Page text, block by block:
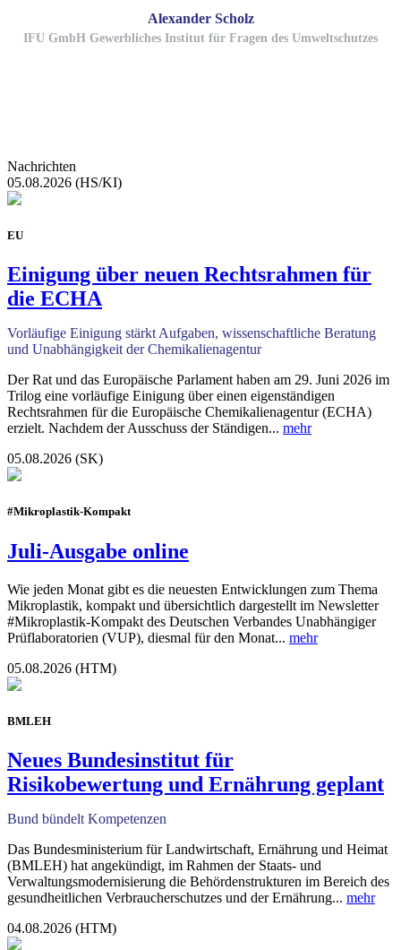
Alexander Scholz
IFU GmbH Gewerbliches Institut für Fragen des Umweltschutzes
Nachrichten
05.08.2026 (HS/KI)
EU
Einigung über neuen Rechtsrahmen für
die ECHA
Vorläufige Einigung stärkt Aufgaben, wissenschaftliche Beratung
und Unabhängigkeit der Chemikalienagentur
Der Rat und das Europäische Parlament haben am 29. Juni 2026 im
Trilog eine vorläufige Einigung über einen eigenständigen
Rechtsrahmen für die Europäische Chemikalienagentur (ECHA)
erzielt. Nachdem der Ausschuss der Ständigen... mehr
05.08.2026 (SK)
#Mikroplastik-Kompakt
Juli-Ausgabe online
Wie jeden Monat gibt es die neuesten Entwicklungen zum Thema
Mikroplastik, kompakt und übersichtlich dargestellt im Newsletter
#Mikroplastik-Kompakt des Deutschen Verbandes Unabhängiger
Prüflaboratorien (VUP), diesmal für den Monat... mehr
05.08.2026 (HTM)
BMLEH
Neues Bundesinstitut für
Risikobewertung und Ernährung geplant
Bund bündelt Kompetenzen
Das Bundesministerium für Landwirtschaft, Ernährung und Heimat
(BMLEH) hat angekündigt, im Rahmen der Staats- und
Verwaltungsmodernisierung die Behördenstrukturen im Bereich des
gesundheitlichen Verbraucherschutzes und der Ernährung... mehr
04.08.2026 (HTM)